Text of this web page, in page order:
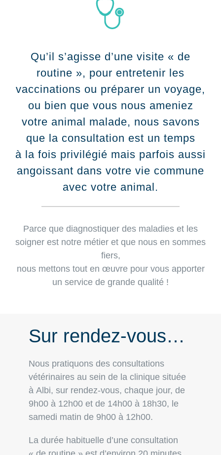
Qu’il s’agisse d’une visite « de
routine », pour entretenir les
vaccinations ou préparer un voyage,
ou bien que vous nous ameniez
votre animal malade, nous savons
que la consultation est un temps
à la fois privilégié mais parfois aussi
angoissant dans votre vie commune
avec votre animal.
Parce que diagnostiquer des maladies et les
soigner est notre métier et que nous en sommes
fiers,
nous mettons tout en œuvre pour vous apporter
un service de grande qualité !
Sur rendez-vous…
Nous pratiquons desconsultations
vétérinaires au sein de la clinique située
àAlbi, sur rendez-vous, chaque jour, de
9h00 à 12h00 et de 14h00 à 18h30, le
samedi matin de 9h00 à 12h00.
La durée habituelle d’une consultation